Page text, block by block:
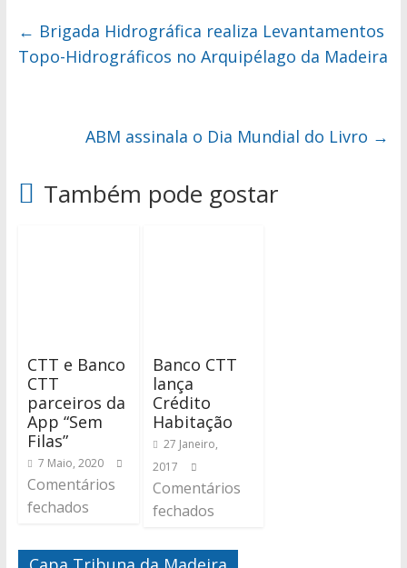
← Brigada Hidrográfica realiza Levantamentos
Topo-Hidrográficos no Arquipélago da Madeira
ABM assinala o Dia Mundial do Livro →
Também pode gostar
CTT e Banco
CTT
parceiros da
App “Sem
Filas”
7 Maio, 2020
Comentários
fechados
Banco CTT
lança
Crédito
Habitação
27 Janeiro,
2017
Comentários
fechados